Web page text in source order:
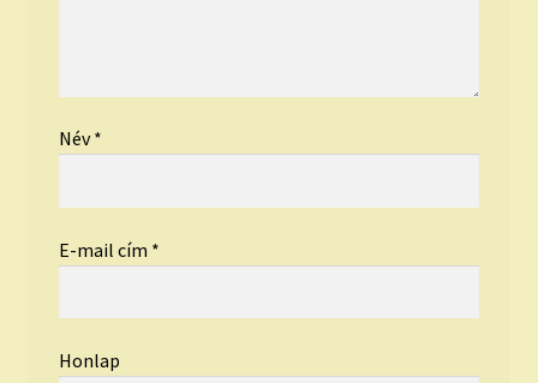
Név*
E-mail cím *
Honlap